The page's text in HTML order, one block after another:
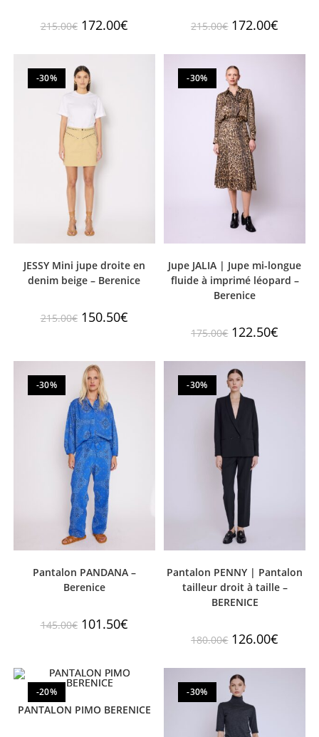
215.00€ 172.00€ 215.00€ 172.00€
-30%
JESSY Mini jupe droite en
denim beige – Berenice
215.00€ 150.50€
-30%
Jupe JALIA | Jupe mi-longue
fluide à imprimé léopard –
Berenice
175.00€ 122.50€
-30%
Pantalon PANDANA –
Berenice
145.00€ 101.50€
-30%
Pantalon PENNY | Pantalon
tailleur droit à taille –
BERENICE
180.00€ 126.00€
-20%
PANTALON PIMO BERENICE
-30%